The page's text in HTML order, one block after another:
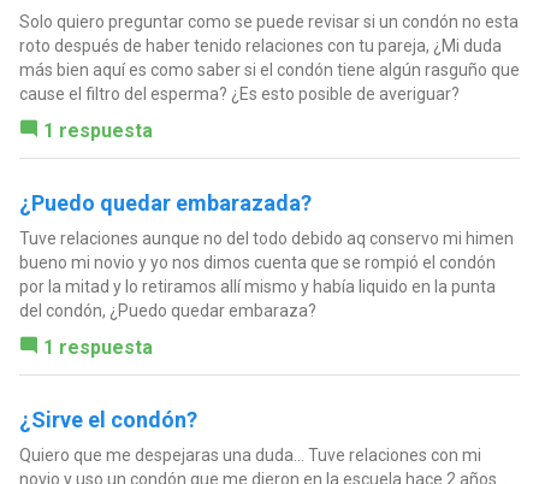
Solo quiero preguntar como se puede revisar si un condón no esta
roto después de haber tenido relaciones con tu pareja, ¿Mi duda
más bien aquí es como saber si el condón tiene algún rasguño que
cause el filtro del esperma? ¿Es esto posible de averiguar?
1 respuesta
¿Puedo quedar embarazada?
Tuve relaciones aunque no del todo debido aq conservo mi himen
bueno mi novio y yo nos dimos cuenta que se rompió el condón
por la mitad y lo retiramos allí mismo y había liquido en la punta
del condón, ¿Puedo quedar embaraza?
1 respuesta
¿Sirve el condón?
Quiero que me despejaras una duda... Tuve relaciones con mi
novio y uso un condón que me dieron en la escuela hace 2 años...